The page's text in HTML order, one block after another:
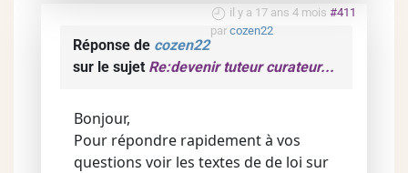
il y a 17 ans 4 mois #411
par cozen22
Réponse de cozen22
sur le sujet Re:devenir tuteur curateur...
Bonjour,
Pour répondre rapidement à vos
questions voir les textes de de loi sur